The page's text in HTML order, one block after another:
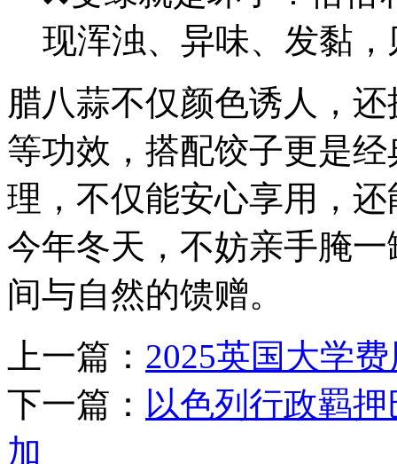
现浑浊、异味、发黏
腊八蒜不仅颜色诱人，
等功效，搭配饺子更是
理，不仅能安心享用，
今年冬天，不妨亲手腌
间与自然的馈赠。
上一篇： 2025英国大学
下一篇： 以色列行政羁
加